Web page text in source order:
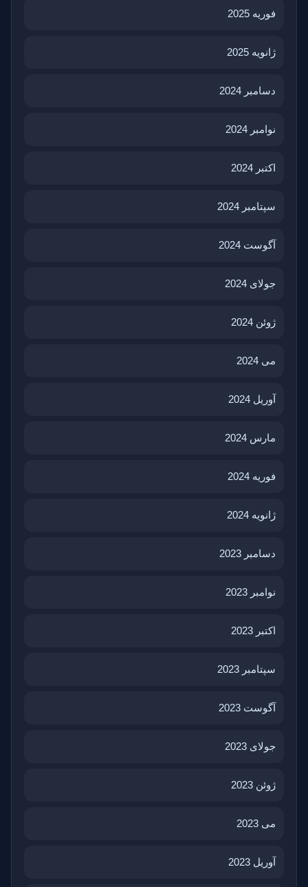
فوریه 2025
ژانویه 2025
دسامبر 2024
نوامبر 2024
اکتبر 2024
سپتامبر 2024
آگوست 2024
جولای 2024
ژوئن 2024
می 2024
آوریل 2024
مارس 2024
فوریه 2024
ژانویه 2024
دسامبر 2023
نوامبر 2023
اکتبر 2023
سپتامبر 2023
آگوست 2023
جولای 2023
ژوئن 2023
می 2023
آوریل 2023